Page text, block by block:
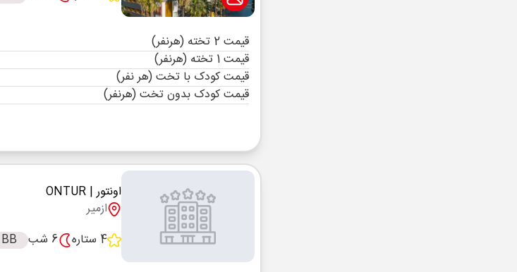
قیمت 2 تخته (هرنفر)
قیمت 1 تخته (هرنفر)
قیمت کودک با تخت (هر نفر)
قیمت کودک بدون تخت (هرنفر)
اونتور| ONTUR
ازمیر
4 ستاره
6 شب BB